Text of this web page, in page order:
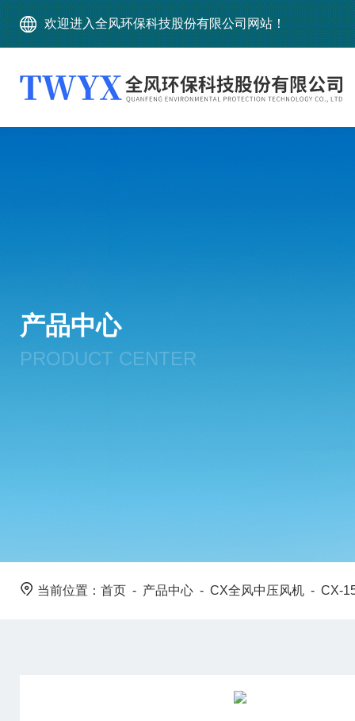
欢迎进入全风环保科技股份有限公司网站！
产品中心
PRODUCT CENTER
当前位置： 首页 - 产品中心 - CX全风中压风机 - CX-